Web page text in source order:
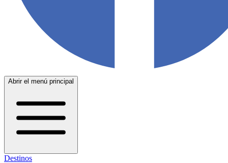
Abrir el menú principal
Destinos